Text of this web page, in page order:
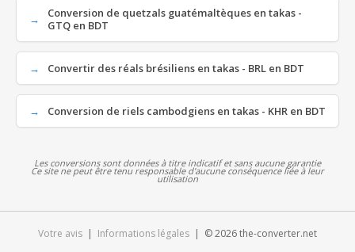
Conversion de quetzals guatémaltèques en takas -
GTQ en BDT
Convertir des réals brésiliens en takas - BRL en BDT
Conversion de riels cambodgiens en takas - KHR en BDT
Les conversions sont données à titre indicatif et sans aucune garantie
Ce site ne peut être tenu responsable d'aucune conséquence liée à leur
utilisation
Votre avis | Informations légales | © 2026 the-converter.net